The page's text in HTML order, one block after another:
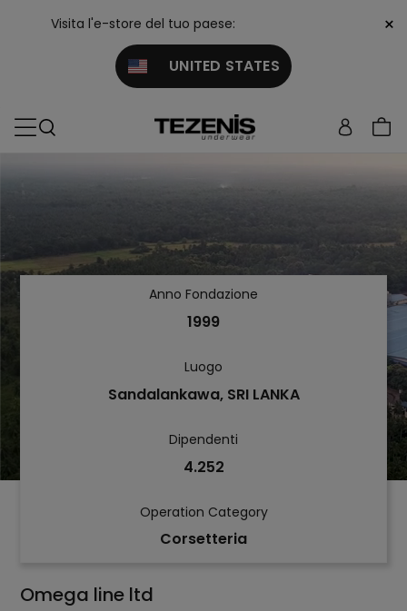
Visita l'e-store del tuo paese:
UNITED STATES
×
Anno Fondazione
1999
Luogo
Sandalankawa, SRI LANKA
Dipendenti
4.252
Operation Category
Corsetteria
Omega line ltd